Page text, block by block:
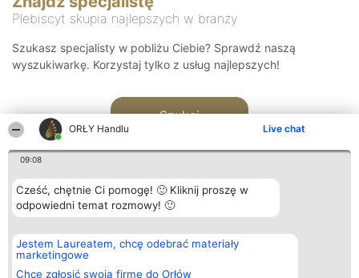
ORŁY Handlu Live chat
09:08
Cześć, chętnie Ci pomogę! 🙂 Kliknij proszę w
odpowiedni temat rozmowy! 🙂
Jestem Laureatem, chcę odebrać materiały
marketingowe
Chcę zgłosić swoją firmę do Orłów
Plebiscyt skupia najlepszych w branży
Szukasz specjalisty w pobliżu Ciebie? Sprawdź naszą
wyszukiwarkę. Korzystaj tylko z usług najlepszych!
Szukaj
Organizator plebiscytu
Bright Side Solutions sp. z o.
o. sp. k.
ul. Ruska 22
Plebiscyt
Laureaci
wszystkich
Kontakt
Kontakt